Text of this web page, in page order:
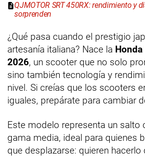
QJMOTOR SRT 450RX: rendimiento y
sorprenden
¿Qué pasa cuando el prestigio
artesanía italiana? Nace la
2026, un scooter que no solo
sino también tecnología y
nivel. Si creías que los scooters
iguales, prepárate para cambiar
Este modelo representa un salto
gama media, ideal para quienes
que desplazarse: quieren